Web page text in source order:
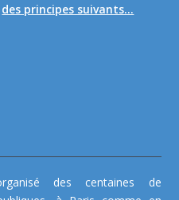
des principes suivants...
des centaines de